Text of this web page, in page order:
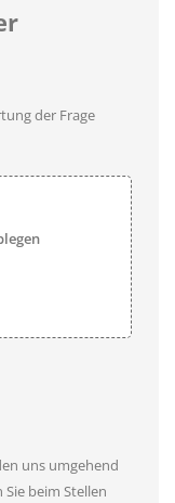
der Frage
uns umgehend
beim Stellen